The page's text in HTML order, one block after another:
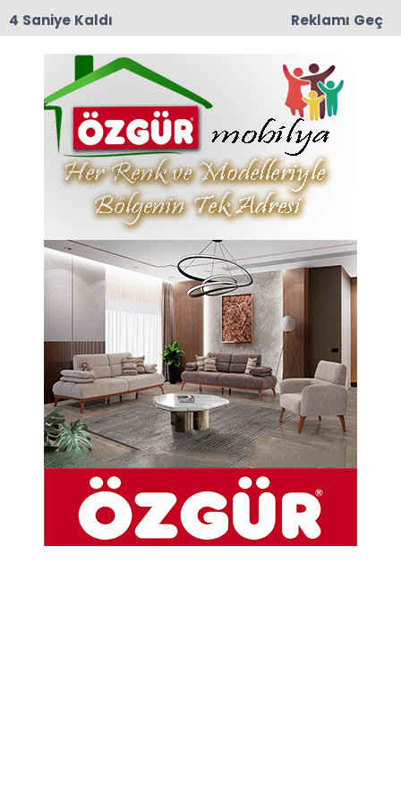
01:15Taşova’da Eğitime Umut Olacak Gece: 6. Kültür,
Gençlik ve Halk Şöleni 11 Ağustos’ta
Anasayfa Dernekler
Devre Köyü Camii’nde
Yapım Çalışmaları
Tamamlandı! Başkan
Özübek’ten Teşekkür
Mesajı
Devre Köyü Derneği tarafından köy camisinde
başlatılan yenileme ve yapım çalışmaları
tamamlandı. Dernek Başkanı İsmail Özübek,
caminin eksikliklerinin giderilmesinde emeği
geçenlere teşekkür etti.
Reklamı Geç
3 Saniye Kaldı